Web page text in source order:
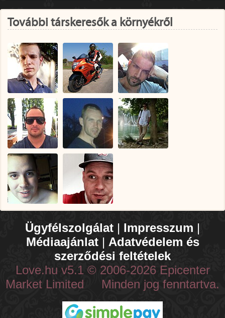
További társkeresők a környékről
Ügyfélszolgálat | Impresszum |
Médiaajánlat| Adatvédelem és
szerződési feltételek
Love.hu v5.1 © 2006-2026 Epicenter
Market Limited Minden jog fenntartva.